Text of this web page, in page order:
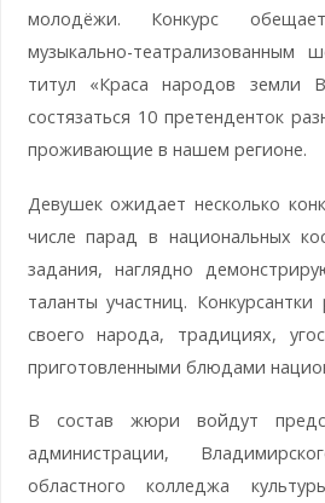
молодёжи. Конкурс
музыкально-
титул «Краса народов земли
состязаться 10 претенденток
проживающие в нашем регионе.
Девушек ожидает несколько
числе парад в национальных
задания, наглядно
таланты участниц. Конкурсантки
своего народа, традициях,
приготовленными блюдами
В состав жюри войдут
администрации,
областного колледжа